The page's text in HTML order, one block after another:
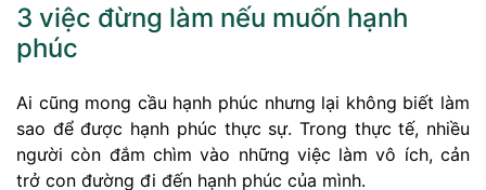
3 việc đừng làm nếu muốn hạnh
phúc
Ai cũng mong cầu hạnh phúc nhưng lại không biết làm
sao để được hạnh phúc thực sự. Trong thực tế, nhiều
người còn đắm chìm vào những việc làm vô ích, cản
trở con đường đi đến hạnh phúc của mình.